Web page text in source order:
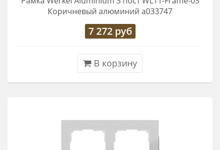
Коричневый алюминий a033747
7 272руб
В корзину